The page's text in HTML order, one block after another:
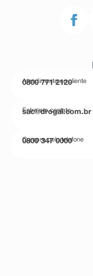
Atendimento ao cliente
0800 771 2120
Entre em contato
sac@drogal.com.br
Compre pelo telefone
0800 347 0000